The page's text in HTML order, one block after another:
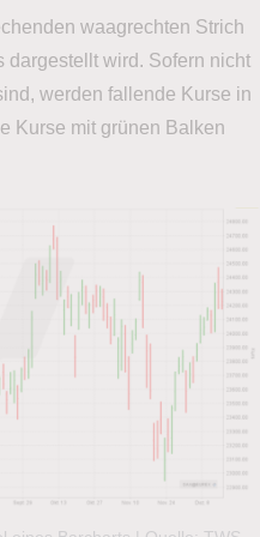
waagrechten Strich
dargestellt wird. Sofern nicht
werden fallende Kurse in
Kurse mit grünen Balken